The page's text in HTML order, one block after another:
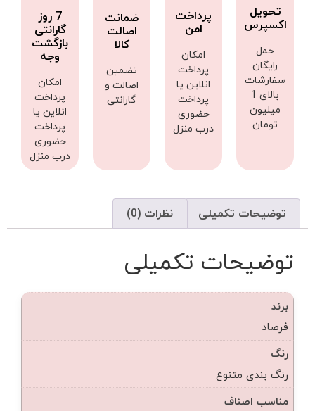
تحویل
اکسپرس
حمل
رایگان
سفارشات
بالای 1
میلیون
تومان
پرداخت
امن
امکان
پرداخت
انلاین یا
پرداخت
حضوری
درب منزل
ضمانت
اصالت
کالا
تضمین
اصالت و
گارانتی
7 روز
گارانتی
بازگشت
وجه
امکان
پرداخت
انلاین یا
پرداخت
حضوری
درب منزل
توضیحات تکمیلی نظرات (0)
توضیحات تکمیلی
برند
فرصاد
رنگ
رنگ بندی متنوع
مناسب اصناف